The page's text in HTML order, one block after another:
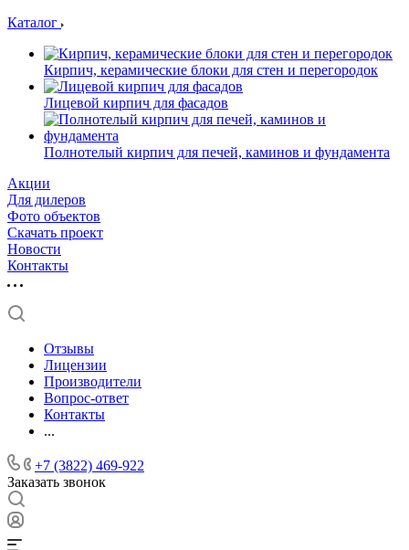
Каталог
Кирпич, керамические блоки для стен и перегородок
Лицевой кирпич для фасадов
Полнотелый кирпич для печей, каминов и фундамента
Акции
Для дилеров
Фото объектов
Скачать проект
Новости
Контакты
Отзывы
Лицензии
Производители
Вопрос-ответ
Контакты
...
+7 (3822) 469-922
Заказать звонок